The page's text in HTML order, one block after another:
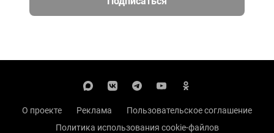
О проекте Реклама
Пользовательское соглашение
Политика использования cookie-файлов